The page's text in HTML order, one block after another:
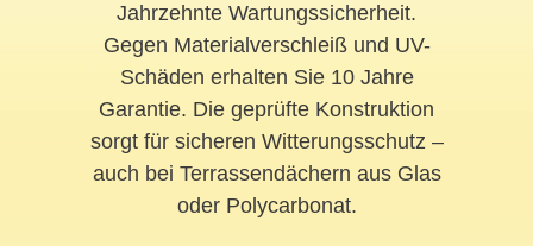
Jahrzehnte Wartungssicherheit.
Gegen Materialverschleiß und UV-
Schäden erhalten Sie 10 Jahre
Garantie. Die geprüfte Konstruktion
sorgt für sicheren Witterungsschutz –
auch bei Terrassendächern aus Glas
oder Polycarbonat.